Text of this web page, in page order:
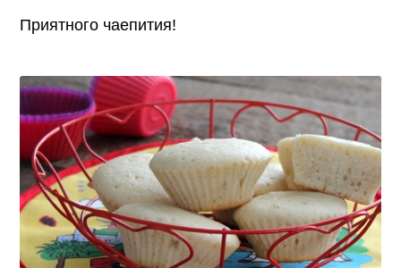
Приятного чаепития!